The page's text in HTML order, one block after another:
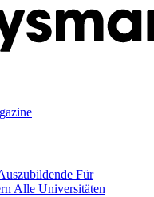
Für
Alle Universitäten